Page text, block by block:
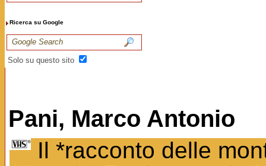
Ricerca su Google
Solo su questo sito
Pani, Marco Antonio
Il *racconto delle